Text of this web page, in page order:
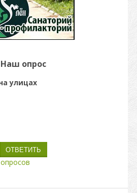
Наш опрос
улицах